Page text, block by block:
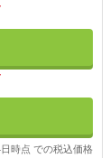
時点 での税込価格